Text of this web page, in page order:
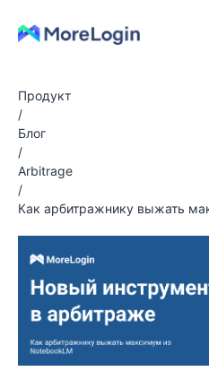
Продукт
/
Блог
/
Arbitrage
/
Как арбитражнику выжать